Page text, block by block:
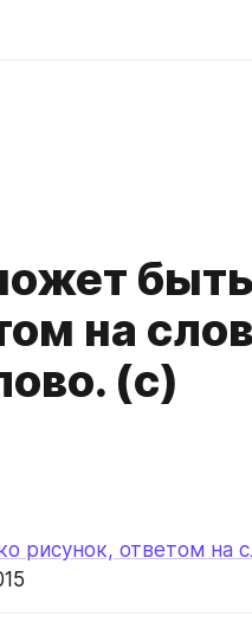
быть
на
(с)
рисунок, ответом на